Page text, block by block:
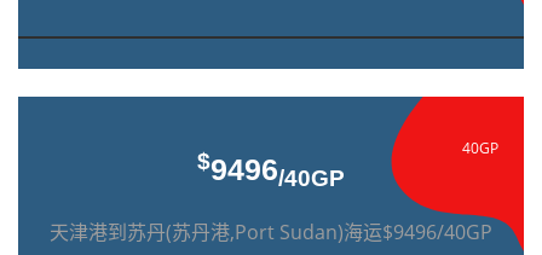
40GP
$9496/40GP
天津港到苏丹(苏丹港,Port Sudan)海运$9496/40GP